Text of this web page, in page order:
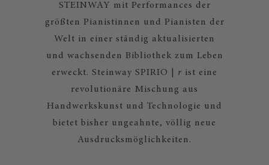
STEINWAY mit Performances der
größten Pianistinnen und Pianisten der
Welt in einer ständig aktualisierten
und wachsenden Bibliothek zum Leben
erweckt. Steinway SPIRIO | r ist eine
revolutionäre Mischung aus
Handwerkskunst und Technologie und
bietet bisher ungeahnte, völlig neue
Ausdrucksmöglichkeiten.